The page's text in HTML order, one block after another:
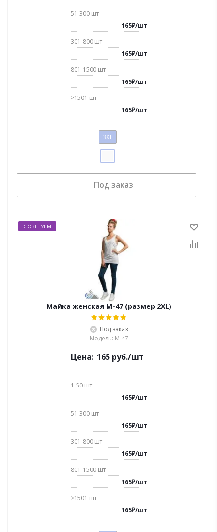
51-300 шт
165₽/шт
301-800 шт
165₽/шт
801-1500 шт
165₽/шт
>1501 шт
165₽/шт
3XL
Под заказ
СОВЕТУЕМ
Майка женская M-47 (размер 2XL)
Под заказ
Модель: M-47
Цена: 165 руб./шт
1-50 шт
165₽/шт
51-300 шт
165₽/шт
301-800 шт
165₽/шт
801-1500 шт
165₽/шт
>1501 шт
165₽/шт